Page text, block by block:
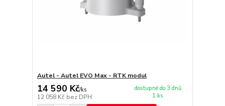
Autel - Autel EVO Max - RTK modul
14 590 Kč/ks
12 058 Kč bez DPH
dostupné do 3 dnů
1 ks